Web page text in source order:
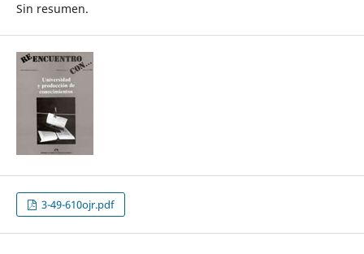
Sin resumen.
3-49-610ojr.pdf